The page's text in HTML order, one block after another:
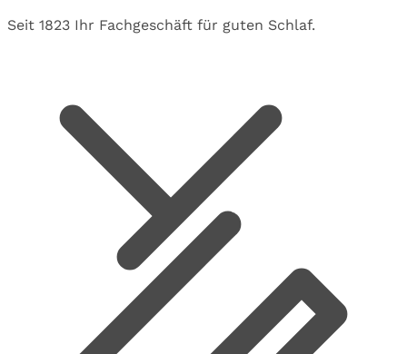
Seit 1823 Ihr Fachgeschäft für guten Schlaf.